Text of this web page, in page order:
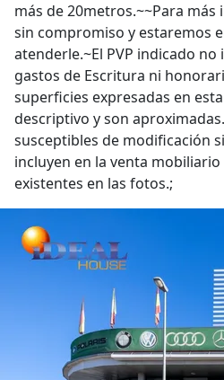
más de 20metros.~~Para
sin compromiso y estaremos
atenderle.~El PVP indicado
gastos de Escritura ni
superficies expresadas en
descriptivo y son
susceptibles de modificación
incluyen en la venta
existentes en las fotos.;